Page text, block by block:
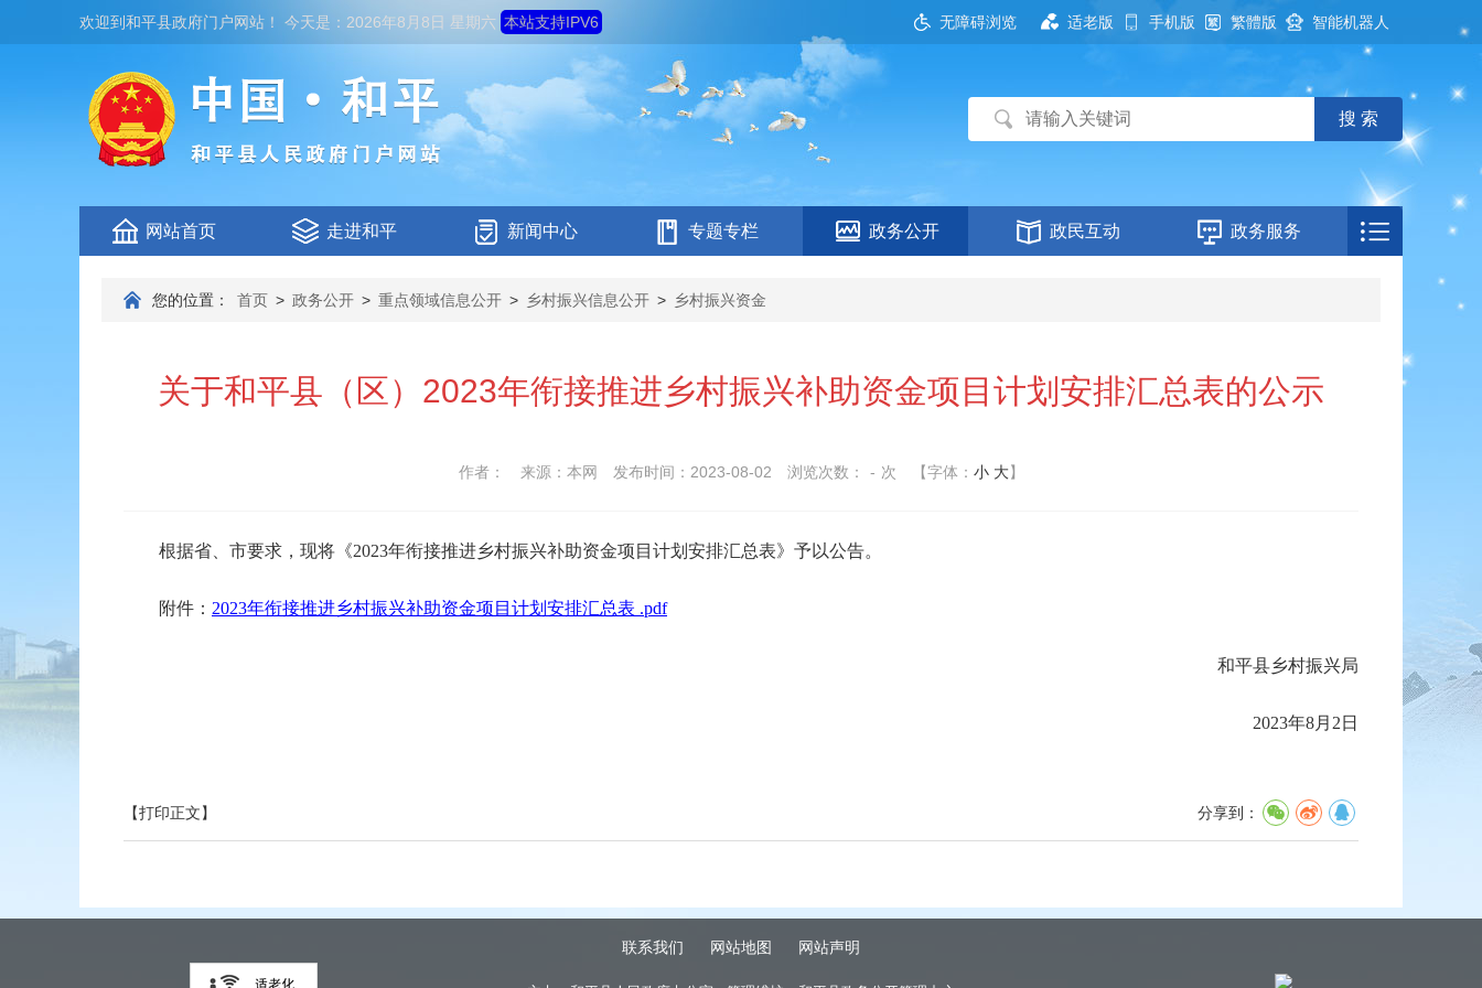
欢迎到和平县政府门户网站 ！ 今天是： 2026年8月8日 星期六 本站支持IPV6 无障碍浏览 适老版 手机版 繁體版 智能机器人
网站首页 走进和平 新闻中心 专题专栏 政务公开 政民互动 政务服务
您的位置： 首页 > 政务公开 > 重点领域信息公开 > 乡村振兴信息公开 > 乡村振兴资金
关于和平县（区）2023年衔接推进乡村振兴补助资金项目计划安排汇总表的公示
作者： 来源：本网 发布时间：2023-08-02 浏览次数： - 次 【字体： 小 大】
根据省、市要求，现将《2023年衔接推进乡村振兴补助资金项目计划安排汇总表》予以公告。
附件： 2023年衔接推进乡村振兴补助资金项目计划安排汇总表 .pdf
和平县乡村振兴局
2023年8月2日
分享到：
【打印正文】
联系我们 网站地图 网站声明